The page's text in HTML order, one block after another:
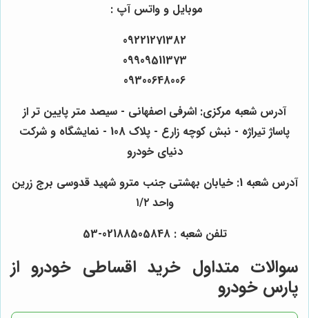
موبایل و واتس آپ :
09221271382
09909511373
09300648006
آدرس شعبه مرکزی: اشرفی اصفهانی - سیصد متر پایین تر از
پاساژ تیراژه - نبش کوچه زارع - پلاک 108 - نمایشگاه و شرکت
دنیای خودرو
آدرس شعبه 1: خیابان بهشتی جنب مترو شهید قدوسی برج زرین
واحد ۱/۲
تلفن شعبه : 02188505848-53
سوالات متداول خرید اقساطی خودرو از
پارس خودرو